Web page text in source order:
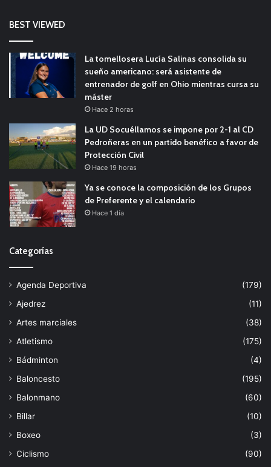
BEST VIEWED
La tomellosera Lucía Salinas consolida su
sueño americano: será asistente de
entrenador de golf en Ohio mientras cursa su
máster
Hace 2 horas
La UD Socuéllamos se impone por 2-1 al CD
Pedroñeras en un partido benéfico a favor de
Protección Civil
Hace 19 horas
Ya se conoce la composición de los Grupos
de Preferente y el calendario
Hace 1 día
Categorías
Agenda Deportiva
(179)
Ajedrez
(11)
Artes marciales
(38)
Atletismo
(175)
Bádminton
(4)
Baloncesto
(195)
Balonmano
(60)
Billar
(10)
Boxeo
(3)
Ciclismo
(90)